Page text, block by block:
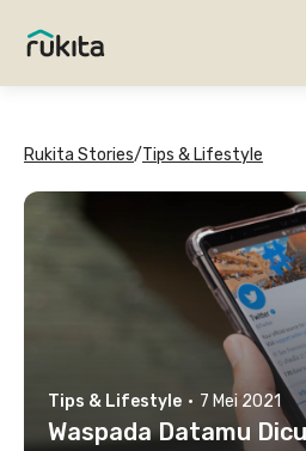
Rukita Stories/Tips & Lifestyle
Tips & Lifestyle · 7 Mei 2021
Waspada Datamu